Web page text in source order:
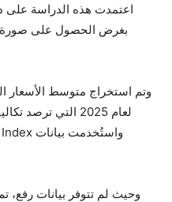
اعتمدت هذه الدراسة على
بغرض الحصول على صورة
لعام 2025 التي
وحيث لم تتوفر بيانات رفع،